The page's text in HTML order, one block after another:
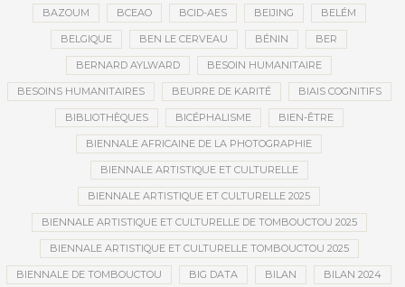
BAZOUM BCEAO BCID-AES BEIJING BELÉM
BELGIQUE BEN LE CERVEAU BÉNIN BER
BERNARD AYLWARD BESOIN HUMANITAIRE
BESOINS HUMANITAIRES BEURRE DE KARITÉ BIAIS COGNITIFS
BIBLIOTHÈQUES BICÉPHALISME BIEN-ÊTRE
BIENNALE AFRICAINE DE LA PHOTOGRAPHIE
BIENNALE ARTISTIQUE ET CULTURELLE
BIENNALE ARTISTIQUE ET CULTURELLE 2025
BIENNALE ARTISTIQUE ET CULTURELLE DE TOMBOUCTOU 2025
BIENNALE ARTISTIQUE ET CULTURELLE TOMBOUCTOU 2025
BIENNALE DE TOMBOUCTOU BIG DATA BILAN BILAN 2024